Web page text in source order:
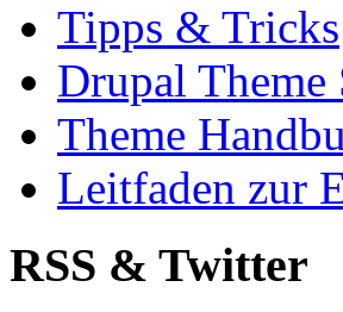
Tipps & Tricks
Drupal Theme
Theme
Leitfaden zur
RSS & Twitter